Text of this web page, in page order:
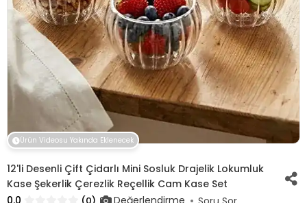
Ürün Videosu Yakında Eklenecek
12'li Desenli Çift Çidarlı Mini Sosluk Drajelik Lokumluk
Kase Şekerlik Çerezlik Reçellik Cam Kase Set
0.0
(0)